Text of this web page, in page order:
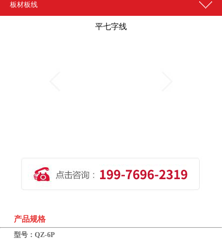
板材板线
平七字线
产品规格
型号：QZ-6P